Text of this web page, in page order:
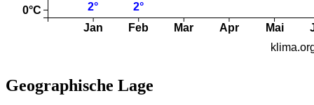
Geographische Lage